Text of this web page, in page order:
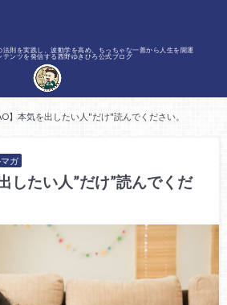
則を実践し、波動学を高め、ちっちゃな一善から人生を開運
テンツを発信する西野ゆきひろ公式ブログ
】本気を出したい人"だけ"読んでください。
ガ
したい人”だけ”読んでくだ